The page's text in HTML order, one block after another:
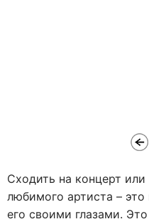
Сходить на концерт
любимого артиста –
его своими глазами.